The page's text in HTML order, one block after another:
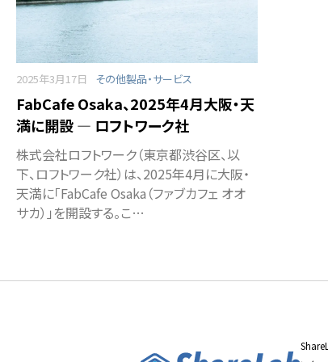
2025年3月17日 その他製品・サービス
FabCafe Osaka、2025年4月大阪・天
満に開設 ― ロフトワーク社
株式会社ロフトワーク（東京都渋谷区、以
下、ロフトワーク社）は、2025年4月に大阪・
天満に「FabCafe Osaka（ファブカフェ オオ
サカ）」を開設する。こ…